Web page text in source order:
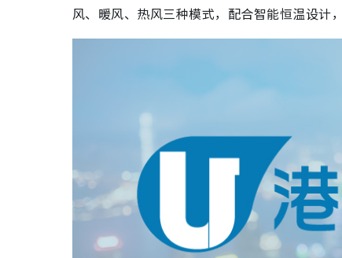
风、暖风、热风三种模式，配合智能恒温设计